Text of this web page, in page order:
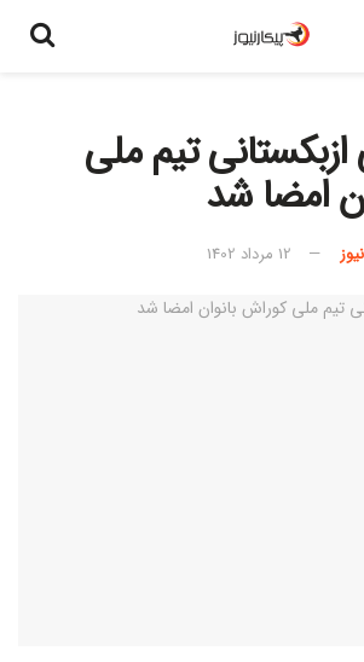
ازبکستانی تیم ملی
امضا شد
12 مرداد 1402